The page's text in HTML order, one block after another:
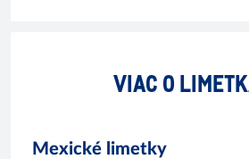
VIAC O
Mexické limetky